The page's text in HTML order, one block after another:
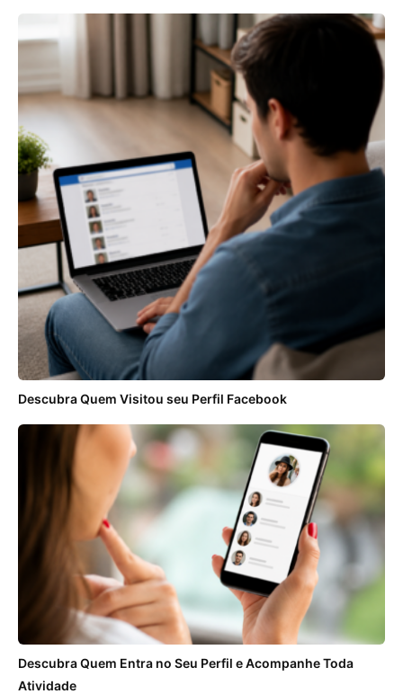
Descubra Quem Visitou seu Perfil Facebook
Descubra Quem Entra no Seu Perfil e Acompanhe Toda
Atividade